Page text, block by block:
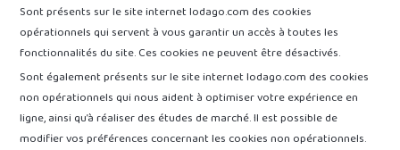
Sont présents sur le site internet lodago.com des cookies
opérationnels qui servent à vous garantir un accès à toutes les
fonctionnalités du site. Ces cookies ne peuvent être désactivés.
Sont également présents sur le site internet lodago.com des cookies
non opérationnels qui nous aident à optimiser votre expérience en
ligne, ainsi qu’à réaliser des études de marché. Il est possible de
modifier vos préférences concernant les cookies non opérationnels.